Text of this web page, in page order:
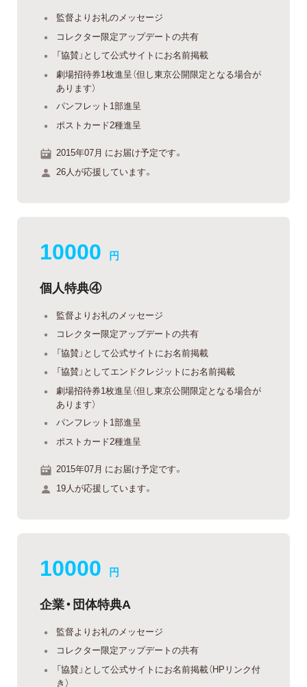
監督よりお礼のメッセージ
コレクター限定アップデートの共有
「協賛」として公式サイトにお名前掲載
劇場招待券1枚進呈（但し東京公開限定となる場合が
あります）
パンフレット1部進呈
ポストカード2種進呈
2015年07月 にお届け予定です。
26人が応援しています。
10000 円
個人特典④
監督よりお礼のメッセージ
コレクター限定アップデートの共有
「協賛」として公式サイトにお名前掲載
「協賛」としてエンドクレジットにお名前掲載
劇場招待券1枚進呈（但し東京公開限定となる場合が
あります）
パンフレット1部進呈
ポストカード2種進呈
2015年07月 にお届け予定です。
19人が応援しています。
10000 円
企業・団体特典A
監督よりお礼のメッセージ
コレクター限定アップデートの共有
「協賛」として公式サイトにお名前掲載（HPリンク付
き）